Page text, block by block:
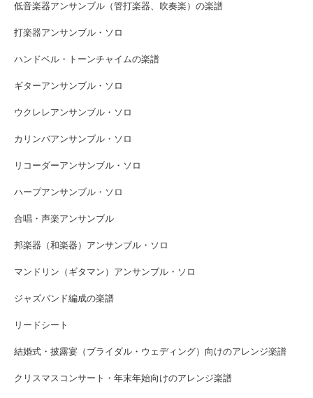
低音楽器アンサンブル（管打楽器、吹奏楽）の楽譜
打楽器アンサンブル・ソロ
ハンドベル・トーンチャイムの楽譜
ギターアンサンブル・ソロ
ウクレレアンサンブル・ソロ
カリンバアンサンブル・ソロ
リコーダーアンサンブル・ソロ
ハープアンサンブル・ソロ
合唱・声楽アンサンブル
邦楽器（和楽器）アンサンブル・ソロ
マンドリン（ギタマン）アンサンブル・ソロ
ジャズバンド編成の楽譜
リードシート
結婚式・披露宴（ブライダル・ウェディング）向けのアレンジ楽譜
クリスマスコンサート・年末年始向けのアレンジ楽譜